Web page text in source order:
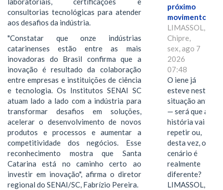
consultorias tecnológicas para atender
aos desafios da indústria.
"Constatar que onze indústrias
catarinenses estão entre as mais
inovadoras do Brasil confirma que a
inovação é resultado da colaboração
entre empresas e instituições de ciência
e tecnologia. Os Institutos SENAI SC
atuam lado a lado com a indústria para
transformar desafios em soluções,
acelerar o desenvolvimento de novos
produtos e processos e aumentar a
competitividade dos negócios. Esse
reconhecimento mostra que Santa
Catarina está no caminho certo ao
investir em inovação", afirma o diretor
regional do SENAI/SC, Fabrízio Pereira.
próximo
movimento.
LIMASSOL,
Chipre,
sex, ago 7
2026
07:48
O iene já
esteve nesta
situação antes
— será que a
história vai se
repetir ou,
desta vez, o
cenário é
realmente
diferente?
LIMASSOL,